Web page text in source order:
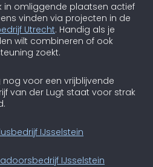
in omliggende plaatsen actief
vinden via projecten in de
Utrecht. Handig als je
wilt combineren of ook
zoekt.
voor een vrijblijvende
van der Lugt staat voor strak
IJsselstein
IJsselstein